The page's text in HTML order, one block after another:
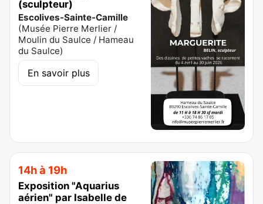
(sculpteur)
Escolives-Sainte-Camille
(Musée Pierre Merlier /
Moulin du Saulce / Hameau
du Saulce)
En savoir plus
14h à 19h
Exposition "Aquarius
aérien" par Isabelle de